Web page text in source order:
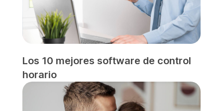
Los 10 mejores software de control
horario